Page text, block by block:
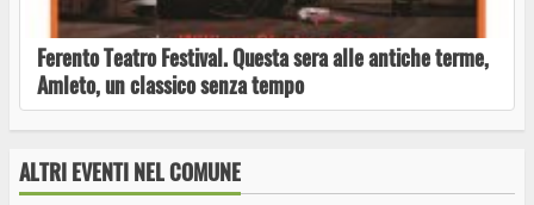
Ferento Teatro Festival. Questa sera alle antiche terme,
Amleto, un classico senza tempo
ALTRI EVENTI NEL COMUNE
Visita guidata alle necropoli di Tuscania